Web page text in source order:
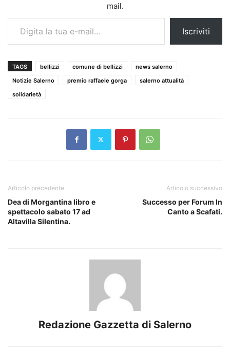
mail.
Digita la tua e-mail...
Iscriviti
TAGS bellizzi comune di bellizzi
news salerno
Notizie Salerno
premio raffaele gorga
salerno attualità
solidarietà
Articolo precedente
Dea di Morgantina libro e
spettacolo sabato 17 ad
Altavilla Silentina.
Articolo successivo
Successo per Forum In
Canto a Scafati.
Redazione Gazzetta di Salerno